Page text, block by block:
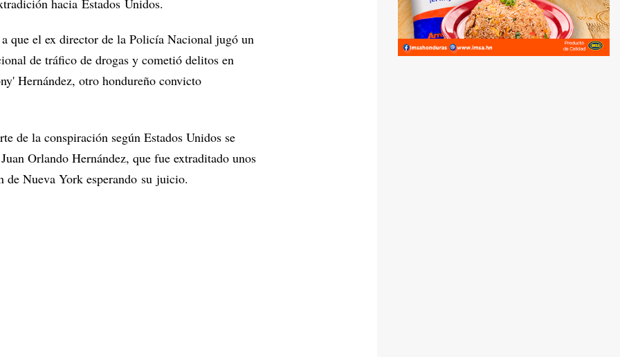
hacia Estados Unidos.
a que el ex director de la Policía Nacional jugó un
de tráfico de drogas y cometió delitos en
Hernández, otro hondureño convicto
de la conspiración según Estados Unidos se
Orlando Hernández, que fue extraditado unos
de Nueva York esperando su juicio.